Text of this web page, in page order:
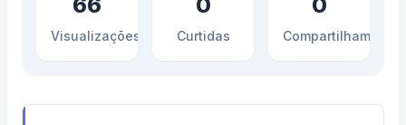
Visualizações Curtidas Compartilhamentos